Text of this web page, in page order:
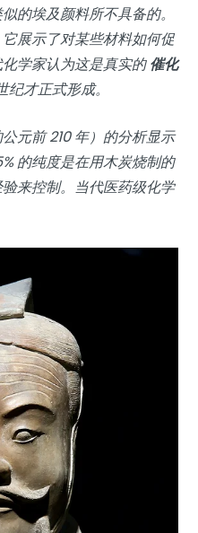
的埃及颜料所不具备的。
展示了对某些材料如何促
学家认为这是真实的催化
才正式形成。
元前 210 年）的分析显示
的纯度是在用木炭烧制的
来控制。当代医药级化学